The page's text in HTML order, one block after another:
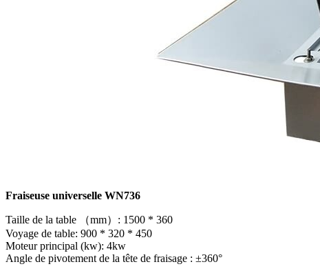
Fraiseuse universelle WN736
Taille de la table （mm）: 1500 * 360
Voyage de table: 900 * 320 * 450
Moteur principal (kw): 4kw
Angle de pivotement de la tête de fraisage : ±360°